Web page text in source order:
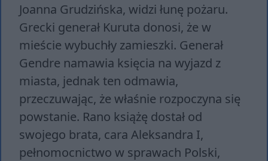
Joanna Grudzińska, widzi łunę pożaru.
Grecki generał Kuruta donosi, że w
mieście wybuchły zamieszki. Generał
Gendre namawia księcia na wyjazd z
miasta, jednak ten odmawia,
przeczuwając, że właśnie rozpoczyna się
powstanie. Rano książę dostał od
swojego brata, cara Aleksandra I,
pełnomocnictwo w sprawach Polski,